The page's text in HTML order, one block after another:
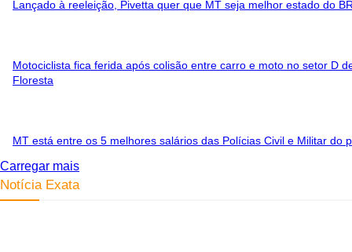
Lançado à reeleição, Pivetta quer que MT seja melhor estado do
Motociclista fica ferida após colisão entre carro e moto no setor D
Floresta
MT está entre os 5 melhores salários das Polícias Civil e Militar do
Carregar mais
Notícia Exata